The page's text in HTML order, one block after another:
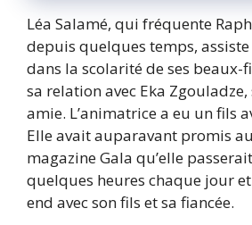
Léa Salamé, qui fréquente
depuis quelques temps,
dans la scolarité de ses beaux-
sa relation avec Eka
amie. L’animatrice a eu un fils
Elle avait auparavant promis
magazine Gala qu’elle
quelques heures chaque jour
end avec son fils et sa fiancée.